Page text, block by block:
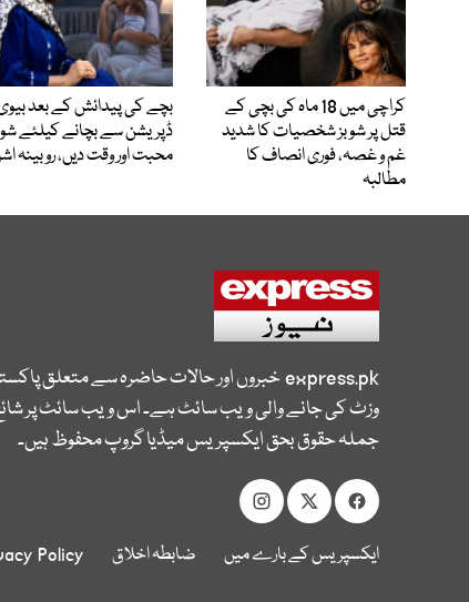
کراچی میں 18 ماہ کی بچی کے
قتل پر شوبز شخصیات کا شدید
غم و غصہ، فوری انصاف کا
مطالبہ
بچے کی پیدائش کے بعد
ڈپریشن سے بچانے کیلئے
محبت اور وقت دیں، روبینہ
express.pkخبروں اور حالات حاضرہ سے متعلق
وزٹ کی جانے والی ویب سائٹ ہے۔ اس ویب سائٹ پر
جملہ حقوق بحق ایکسپریس میڈیا گروپ محفوظ ہیں۔
ایکسپریس کے بارے میں ضابطہ اخلاق Policy